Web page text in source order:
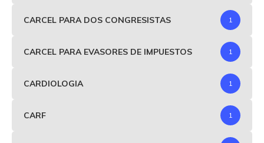
CARCEL PARA DOS CONGRESISTAS 1
CARCEL PARA EVASORES DE IMPUESTOS 1
CARDIOLOGIA 1
CARF 1